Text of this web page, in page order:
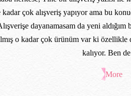
çok alışveriş yapıyor ama bu
dayanamasam da yeni aldığım
o kadar çok ürünüm var ki
kalıyor. Ben
More